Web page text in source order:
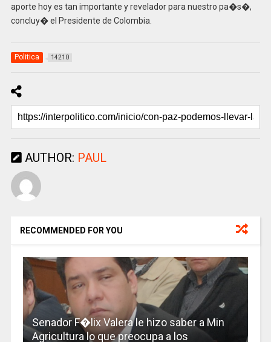
aporte hoy es tan importante y revelador para nuestro pa�s�,
concluy� el Presidente de Colombia.
Politica 14210
AUTHOR: PAUL
RECOMMENDED FOR YOU
Senador F�lix Valera le hizo saber a Min
Agricultura lo que preocupa a los